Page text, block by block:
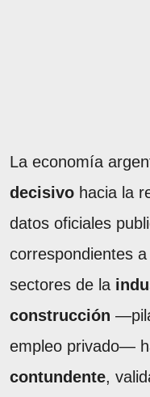
La economía
decisivo hacia la
datos oficiales
correspondientes
sectores de la
construcción
empleo privado—
contundente,